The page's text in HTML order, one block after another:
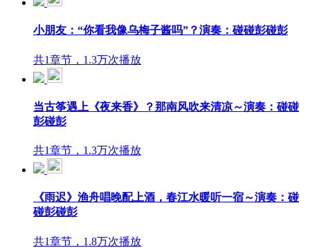
小朋友：“你看我像乌梅子酱吗”？演奏：碰碰彭碰彭
共1章节，1.3万次播放
当古筝遇上《夜来香》？那南风吹来清凉～演奏：碰碰
彭碰彭
共1章节，1.3万次播放
《雨迟》渔舟唱晚配上酒，春江水暖听一宿～演奏：碰
碰彭碰彭
共1章节，1.8万次播放